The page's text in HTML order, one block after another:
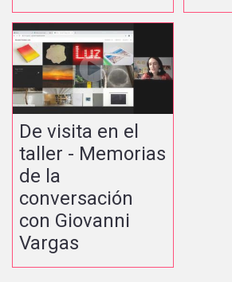
De visita en el
taller - Memorias
de la
conversación
con Giovanni
Vargas